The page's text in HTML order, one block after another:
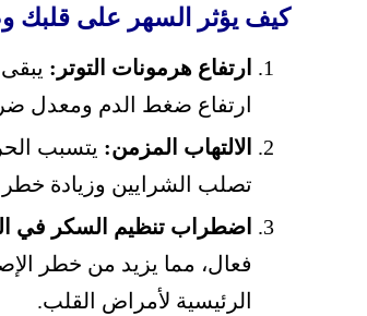
كيف يؤثر السهر على
ارتفاع هرمونات التوتر:
ارتفاع ضغط الدم ومعدل
الالتهاب المزمن: يتسبب
تصلب الشرايين وزيادة خطر
اضطراب تنظيم السكر في
فعال، مما يزيد من خطر
الرئيسية لأمراض القلب.